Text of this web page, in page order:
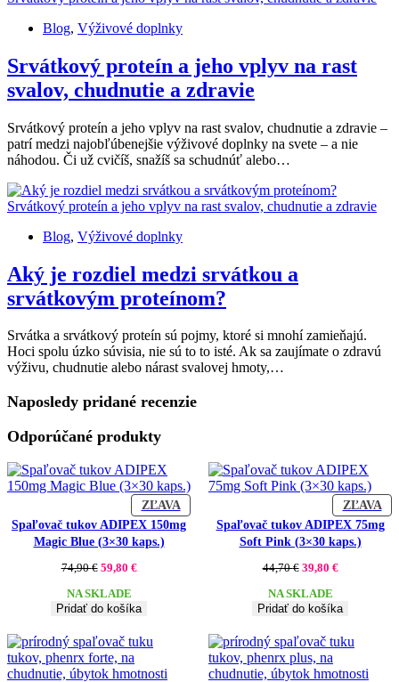
Blog, Výživové doplnky
Srvátkový proteín a jeho vplyv na rast
svalov, chudnutie a zdravie
Srvátkový proteín a jeho vplyv na rast svalov, chudnutie a zdravie –
patrí medzi najobľúbenejšie výživové doplnky na svete – a nie
náhodou. Či už cvičíš, snažíš sa schudnúť alebo…
Blog, Výživové doplnky
Aký je rozdiel medzi srvátkou a
srvátkovým proteínom?
Srvátka a srvátkový proteín sú pojmy, ktoré si mnohí zamieňajú.
Hoci spolu úzko súvisia, nie sú to to isté. Ak sa zaujímate o zdravú
výživu, chudnutie alebo nárast svalovej hmoty,…
Naposledy pridané recenzie
Odporúčané produkty
ZĽAVAZĽAVNENÝ
PRODUKT
Spaľovač tukov ADIPEX 150mg
Magic Blue (3×30 kaps.)
74,90€ Pôvodná
bola:
74,90 €.
59,80 €Aktuálna
59,80 €.
NA SKLADE
Pridať do košíka
ZĽAVA
Spaľovač tukov ADIPEX 75mg
Soft Pink (3×30 kaps.)
44,70€ Pôvodná
bola:
44,70 €.
39,80 €Aktuálna
39,80 €.
NA SKLADE
Pridať do košíka